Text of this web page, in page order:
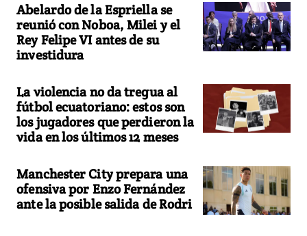
Abelardo de la Espriella se
reunió con Noboa, Milei y el
Rey Felipe VI antes de su
investidura
La violencia no da tregua al
fútbol ecuatoriano: estos son
los jugadores que perdieron la
vida en los últimos 12 meses
Manchester City prepara una
ofensiva por Enzo Fernández
ante la posible salida de Rodri